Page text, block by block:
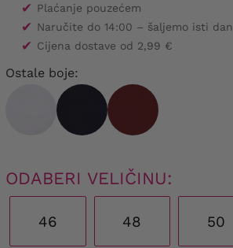
✔ Plaćanje pouzećem
✔ Naručite do 14:00 – šaljemo isti dan
✔ Cijena dostave od 2,99 €
Ostale boje:
ODABERI VELIČINU:
46 48 50